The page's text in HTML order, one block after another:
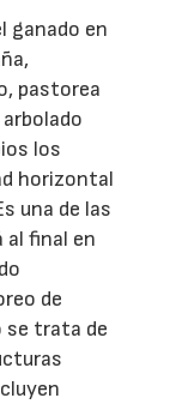
ganado en
pastorea
los
horizontal
una de las
al final en
de
se trata de